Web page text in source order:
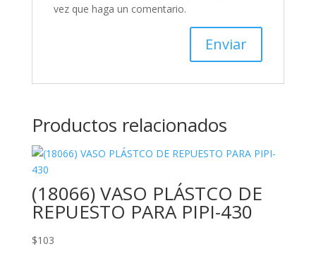
vez que haga un comentario.
Productos relacionados
(18066) VASO PLÁSTCO DE
REPUESTO PARA PIPI-430
$103